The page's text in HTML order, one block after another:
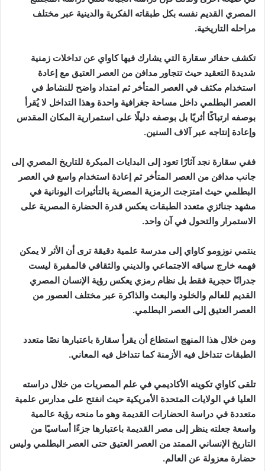
المصري القديم نفسه بكل طبقاته الفكرية والدينية عبر مختلف
مراحله التاريخية.
تكشف حفائر سقارة التي يشارك فيها كاواي عن تداخلات زمنية
شديدة التعقيد حيث تتجاور مدافن من العصر العتيق مع إعادة
استخدام مكثف في العصر المتأخر ثم امتداد واضح للنشاط في
العصر البطلمي داخل مساحة جغرافية واحدة وهذا التداخل لا يُقرأ
بوصفه ارتباكًا أثريًا بل بوصفه دليلًا على استمرارية المكان المقدس
وإعادة إنتاجه عبر آلاف السنين.
ففي سقارة نجد آثارًا تعود إلى البدايات المبكرة للتاريخ المصري إلى
جانب مدافن من العصر المتأخر ثم إعادة استخدام واسع في العصر
البطلمي حيث امتزجت الرمزية المصرية بالتأثيرات اليونانية في
مشهد جنائزي متعدد الطبقات يعكس قدرة الحضارة المصرية على
الاستمرار والتحول في آن واحد.
ينتمي نوزومو كاواي إلى مدرسة علمية دقيقة ترى أن الأثر لا يمكن
فهمه خارج سياقه الاجتماعي والديني والثقافي فالمقبرة ليست
جدرانًا حجرية فقط بل نظام رمزي يعكس رؤية الإنسان المصري
القديم للعالم والخلود والبعث والذاكرة عبر مختلف العصور من
العصر العتيق إلى العصر البطلمي.
ومن خلال هذا المنهج استطاع أن يقرأ سقارة باعتبارها نصًا متعدد
الطبقات تتداخل فيه الأزمنة كما تتداخل فيه المعاني.
تلقى كاواي تكوينه الأكاديمي في علم المصريات من خلال دراسته
العليا في الولايات المتحدة الأمريكية حيث انفتح على مدارس علمية
متعددة في دراسة الحضارات القديمة وهو ما منحه رؤية عالمية
واسعة جعلته ينظر إلى مصر القديمة باعتبارها جزءًا أساسيًا من
التاريخ الإنساني الممتد من العصر العتيق حتى العصر البطلمي وليس
حضارة معزولة عن العالم.